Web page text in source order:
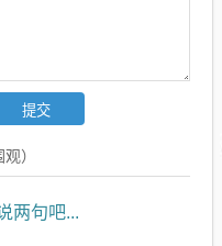
）
两句吧...